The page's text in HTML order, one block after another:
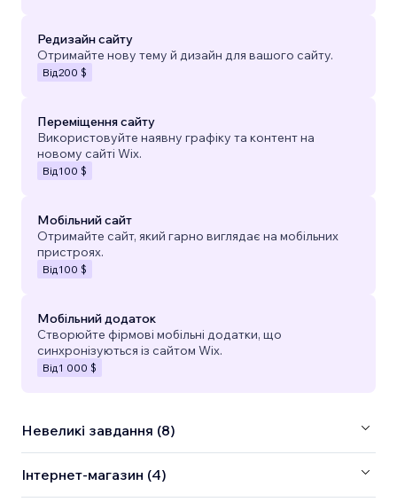
Редизайн сайту
Отримайте нову тему й дизайн для вашого сайту.
Від200 $
Переміщення сайту
Використовуйте наявну графіку та контент на
новому сайті Wix.
Від 100 $
Мобільний сайт
Отримайте сайт, який гарно виглядає на мобільних
пристроях.
Від 100 $
Мобільний додаток
Створюйте фірмові мобільні додатки, що
синхронізуються із сайтом Wix.
Від 1 000 $
Невеликі завдання (8)
Інтернет-магазин (4)